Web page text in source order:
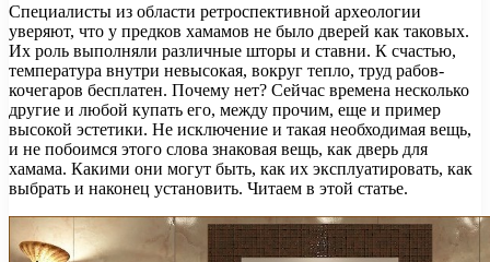
Специалисты из области ретроспективной археологии
уверяют, что у предков хамамов не было дверей как таковых.
Их роль выполняли различные шторы и ставни. К счастью,
температура внутри невысокая, вокруг тепло, труд рабов-
кочегаров бесплатен. Почему нет? Сейчас времена несколько
другие и любой купать его, между прочим, еще и пример
высокой эстетики. Не исключение и такая необходимая вещь,
и не побоимся этого слова знаковая вещь, как дверь для
хамама. Какими они могут быть, как их эксплуатировать, как
выбрать и наконец установить. Читаем в этой статье.